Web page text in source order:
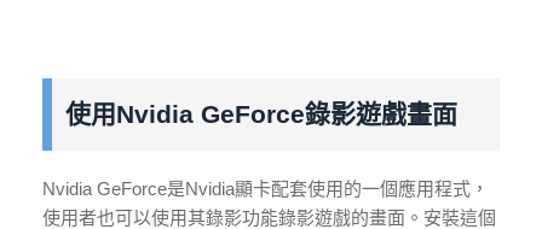
使用Nvidia GeForce錄影遊戲畫面
Nvidia GeForce是Nvidia顯卡配套使用的一個應用程式，
使用者也可以使用其錄影功能錄影遊戲的畫面。安裝這個